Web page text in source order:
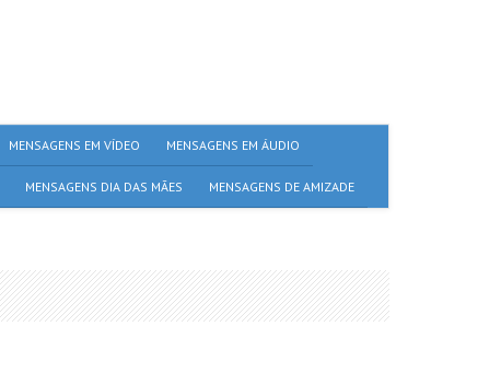
MENSAGENS EM VÍDEO MENSAGENS EM ÁUDIO
MENSAGENS DIA DAS MÃES MENSAGENS DE AMIZADE